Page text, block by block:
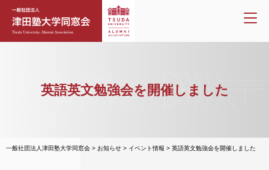
英語英文勉強会を開催しました
一般社団法人津田塾大学同窓会 > お知らせ > イベント情報 > 英語英文勉強会を開催しました